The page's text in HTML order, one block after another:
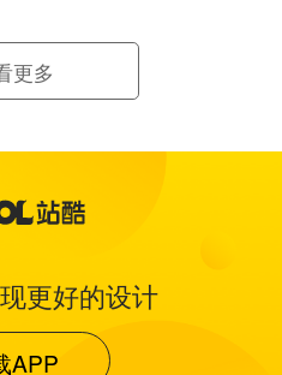
更多
更好的设计
APP